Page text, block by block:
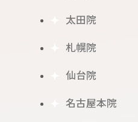
太田院
札幌院
仙台院
名古屋本院